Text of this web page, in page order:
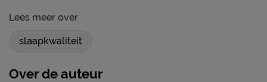
Lees meer over
slaapkwaliteit
Over de auteur